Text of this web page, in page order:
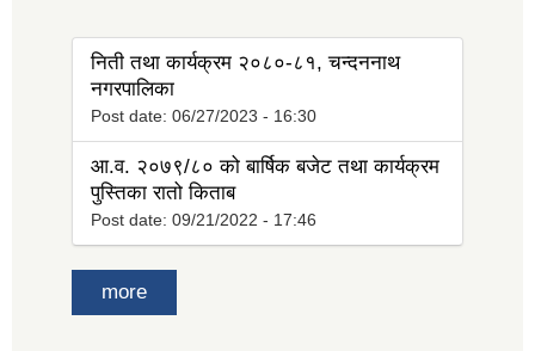
निती तथा कार्यक्रम २०८०-८१, चन्दननाथ
नगरपालिका
Post date: 06/27/2023 - 16:30
आ.व. २०७९/८० को बार्षिक बजेट तथा कार्यक्रम
पुस्तिका रातो किताब
Post date: 09/21/2022 - 17:46
more